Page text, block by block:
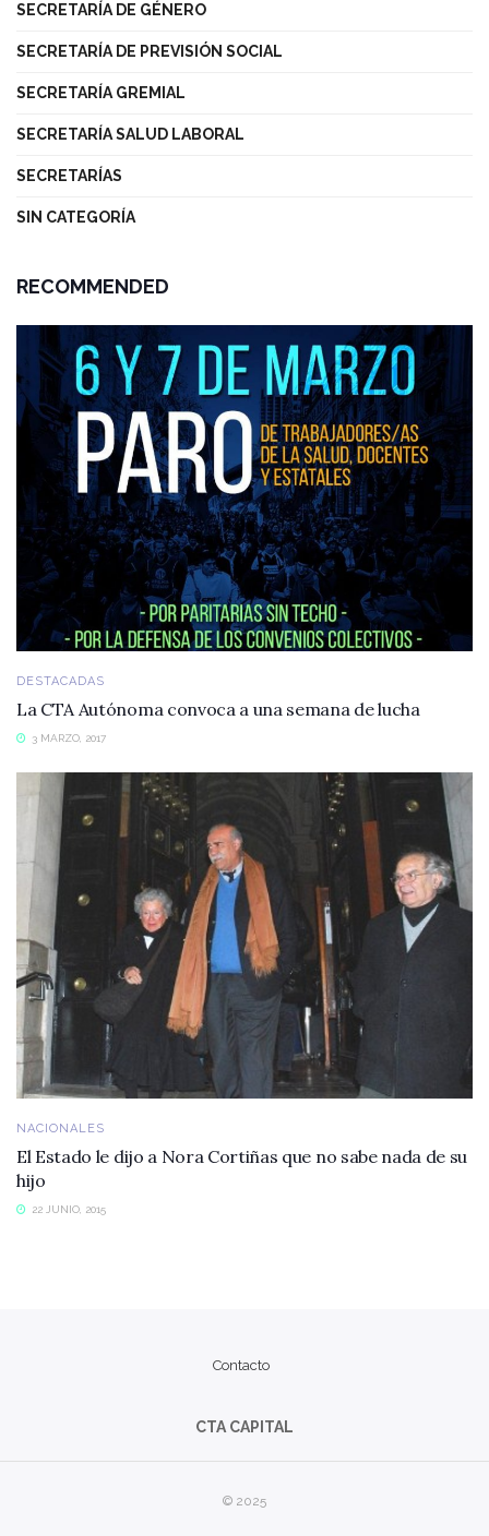
SECRETARÍA DE GÉNERO
SECRETARÍA DE PREVISIÓN SOCIAL
SECRETARÍA GREMIAL
SECRETARÍA SALUD LABORAL
SECRETARÍAS
SIN CATEGORÍA
RECOMMENDED
DESTACADAS
La CTA Autónoma convoca a una semana de lucha
3 MARZO, 2017
NACIONALES
El Estado le dijo a Nora Cortiñas que no sabe nada de su
hijo
22 JUNIO, 2015
Contacto
CTA CAPITAL
© 2025